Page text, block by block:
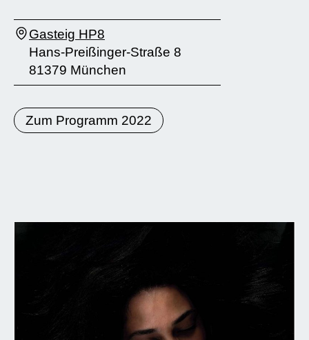
Gasteig HP8
Hans-Preißinger-Straße 8
81379 München
Zum Programm 2022